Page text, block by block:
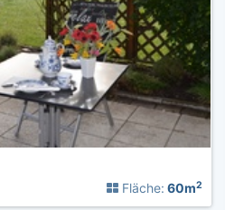
Fläche: 60m2